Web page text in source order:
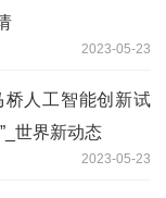
2023-05-23
人工智能创新试
世界新动态
2023-05-23